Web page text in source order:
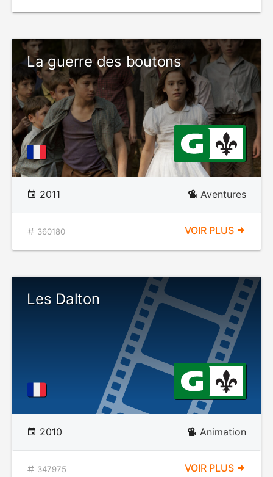
La guerre des boutons
2011 Aventures
360180 VOIR PLUS
Les Dalton
2010 Animation
347975 VOIR PLUS